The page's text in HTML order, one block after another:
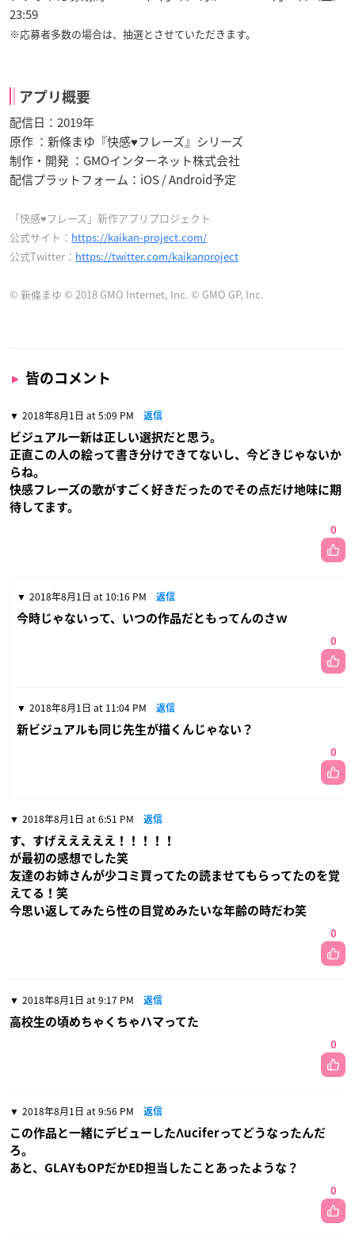
23:59
※応募者多数の場合は、抽選とさせていただきます。
アプリ概要
配信日：2019年
原作 ：新條まゆ『快感♥フレーズ』シリーズ
制作・開発 ：GMOインターネット株式会社
配信プラットフォーム：iOS / Android予定
「快感♥フレーズ」新作アプリプロジェクト
公式サイト： https://kaikan-project.com/
公式Twitter： https://twitter.com/kaikanproject
© 新條まゆ © 2018 GMO Internet, Inc. © GMO GP, Inc.
皆のコメント
2018年8月1日 at 5:09 PM 返信
ビジュアル一新は正しい選択だと思う。
正直この人の絵って書き分けできてないし、今どきじゃないか
らね。
快感フレーズの歌がすごく好きだったのでその点だけ地味に期
待してます。
0
2018年8月1日 at 10:16 PM 返信
今時じゃないって、いつの作品だともってんのさｗ
0
2018年8月1日 at 11:04 PM 返信
新ビジュアルも同じ先生が描くんじゃない？
0
2018年8月1日 at 6:51 PM 返信
す、すげえええええ！！！！！
が最初の感想でした笑
友達のお姉さんが少コミ買ってたの読ませてもらってたのを覚
えてる！笑
今思い返してみたら性の目覚めみたいな年齢の時だわ笑
0
2018年8月1日 at 9:17 PM 返信
高校生の頃めちゃくちゃハマってた
0
2018年8月1日 at 9:56 PM 返信
この作品と一緒にデビューしたΛuciferってどうなったんだ
ろ。
あと、GLAYもOPだかED担当したことあったような？
0